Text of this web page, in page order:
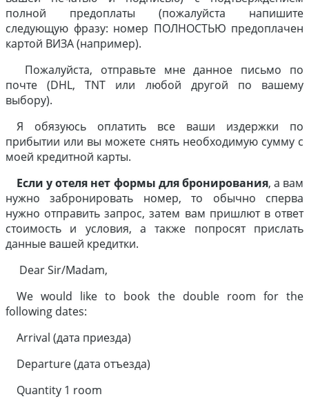
полной предоплаты (пожалуйста напишите
следующую фразу: номер ПОЛНОСТЬЮ предоплачен
картой ВИЗА (например).
Пожалуйста, отправьте мне данное письмо по
почте (DHL, TNT или любой другой по вашему
выбору).
Я обязуюсь оплатить все ваши издержки по
прибытии или вы можете снять необходимую сумму с
моей кредитной карты.
Если у отеля нет формы для бронирования, а вам
нужно забронировать номер, то обычно сперва
нужно отправить запрос, затем вам пришлют в ответ
стоимость и условия, а также попросят прислать
данные вашей кредитки.
Dear Sir/Madam,
We would like to book the double room for the
following dates:
Arrival (дата приезда)
Departure (дата отъезда)
Quantity 1 room